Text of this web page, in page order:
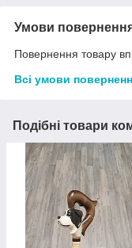
Умови
Повернення товару
Всі умови
Подібні товари